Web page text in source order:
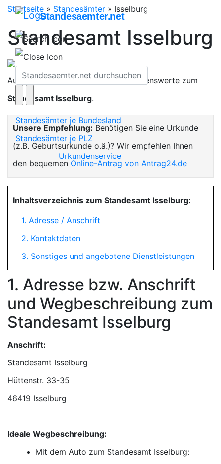
Standesaemter.net
Standesämter je Bundesland
Standesämter je PLZ
Urkundenservice
Startseite » Standesämter » Isselburg
Standesamt Isselburg
Auf dieser Seite finden Sie alles Wissenswerte zum
Standesamt Isselburg.
Unsere Empfehlung: Benötigen Sie eine Urkunde
(z.B. Geburtsurkunde o.ä.)? Wir empfehlen Ihnen
den bequemen Online-Antrag von Antrag24.de
Inhaltsverzeichnis zum Standesamt Isselburg:
1. Adresse / Anschrift
2. Kontaktdaten
3. Sonstiges und angebotene Dienstleistungen
1. Adresse bzw. Anschrift
und Wegbeschreibung zum
Standesamt Isselburg
Anschrift:
Standesamt Isselburg
46419 Isselburg
Ideale Wegbeschreibung:
Mit dem Auto zum Standesamt Isselburg: